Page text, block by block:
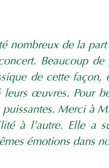
nombreux de la
Beaucoup de
de cette
leurs œuvres. Pour
Merci à
à l’autre. Elle a
émotions dans